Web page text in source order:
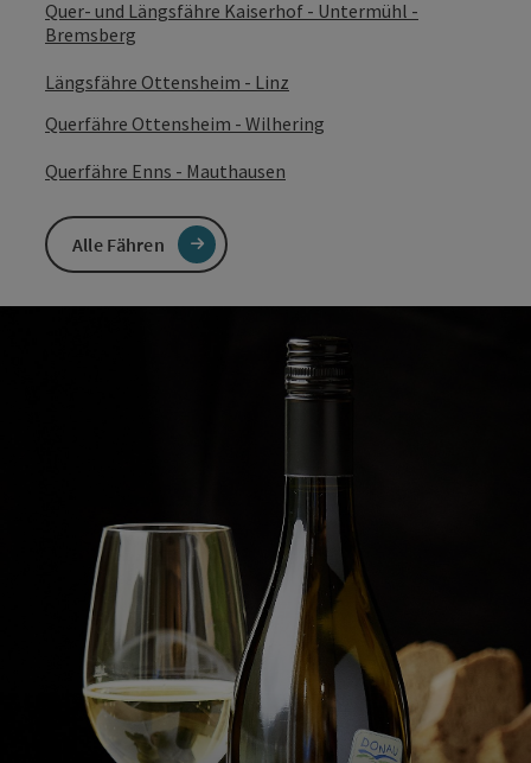
Quer- und Längsfähre Kaiserhof - Untermühl -
Bremsberg
Längsfähre Ottensheim - Linz
Querfähre Ottensheim - Wilhering
Querfähre Enns - Mauthausen
Alle Fähren